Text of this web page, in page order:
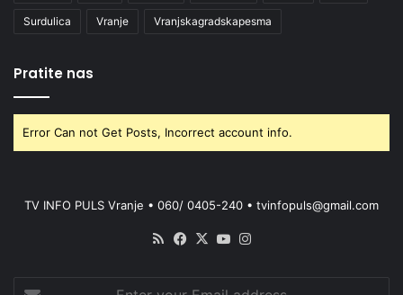
Surdulica Vranje Vranjskagradskapesma
Pratite nas
Error Can not Get Posts, Incorrect account info.
TV INFO PULS Vranje • 060/ 0405-240 • tvinfopuls@gmail.com
RSS Facebook
X YouTube